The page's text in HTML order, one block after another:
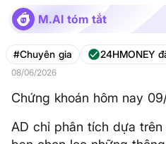
M.AI tóm tắt
#Chuyên gia 24HMONEY
08/06/2026
Chứng khoán hôm nay
AD chỉ phân tích dựa